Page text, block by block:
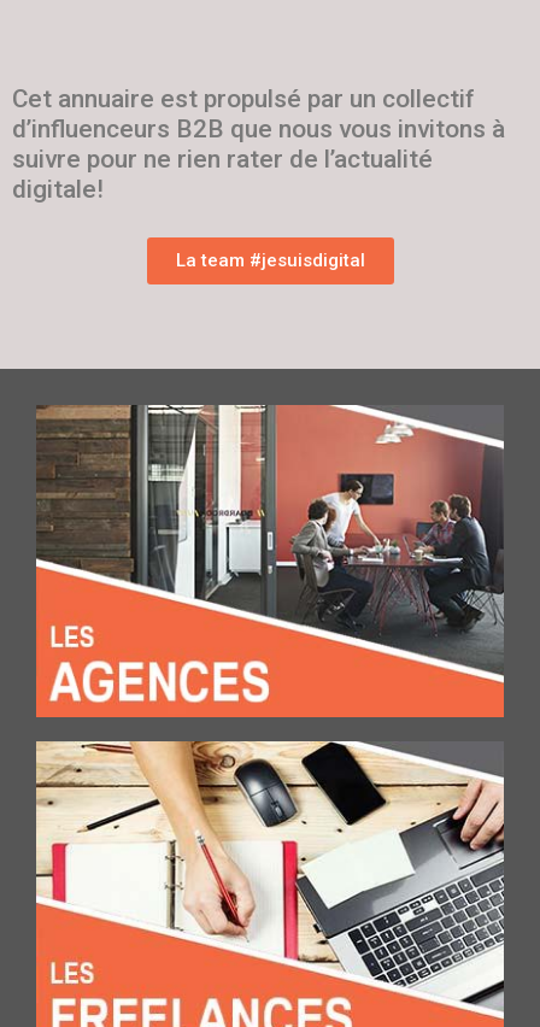
Cet annuaire est propulsé par un collectif
d’influenceurs B2B que nous vous invitons à
suivre pour ne rien rater de l’actualité
digitale!
La team #jesuisdigital